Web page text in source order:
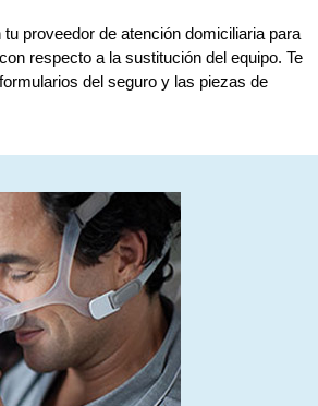
proveedor de atención domiciliaria para
respecto a la sustitución del equipo. Te
del seguro y las piezas de